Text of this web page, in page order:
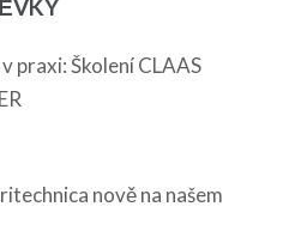
praxi: Školení CLAAS
nově na našem